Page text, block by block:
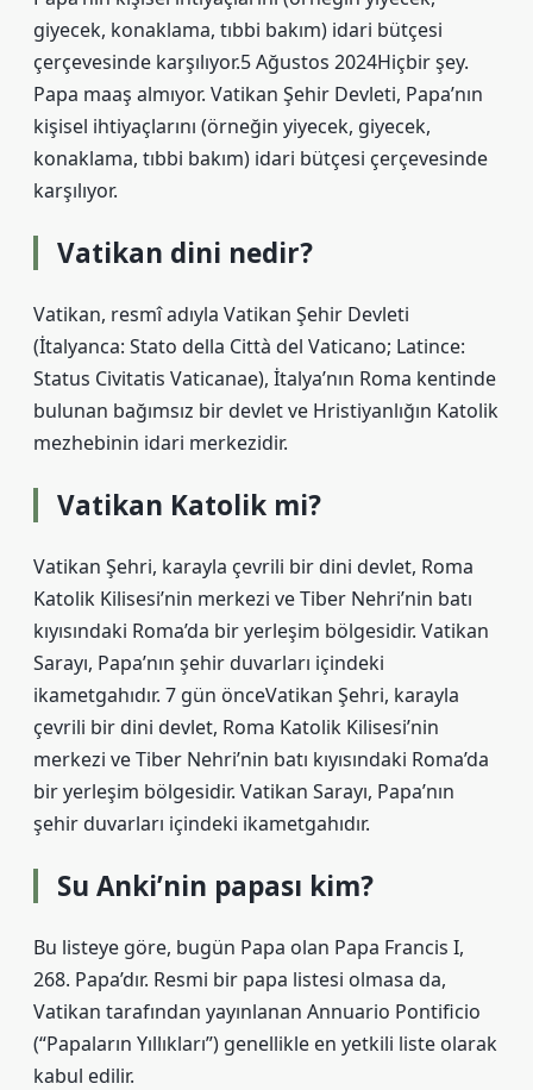
giyecek, konaklama, tıbbi bakım) idari bütçesi
çerçevesinde karşılıyor.5 Ağustos 2024Hiçbir şey.
Papa maaş almıyor. Vatikan Şehir Devleti, Papa’nın
kişisel ihtiyaçlarını (örneğin yiyecek, giyecek,
konaklama, tıbbi bakım) idari bütçesi çerçevesinde
karşılıyor.
Vatikan dini nedir?
Vatikan, resmî adıyla Vatikan Şehir Devleti
(İtalyanca: Stato della Città del Vaticano; Latince:
Status Civitatis Vaticanae), İtalya’nın Roma kentinde
bulunan bağımsız bir devlet ve Hristiyanlığın Katolik
mezhebinin idari merkezidir.
Vatikan Katolik mi?
Vatikan Şehri, karayla çevrili bir dini devlet, Roma
Katolik Kilisesi’nin merkezi ve Tiber Nehri’nin batı
kıyısındaki Roma’da bir yerleşim bölgesidir. Vatikan
Sarayı, Papa’nın şehir duvarları içindeki
ikametgahıdır. 7 gün önceVatikan Şehri, karayla
çevrili bir dini devlet, Roma Katolik Kilisesi’nin
merkezi ve Tiber Nehri’nin batı kıyısındaki Roma’da
bir yerleşim bölgesidir. Vatikan Sarayı, Papa’nın
şehir duvarları içindeki ikametgahıdır.
Su Anki’nin papası kim?
Bu listeye göre, bugün Papa olan Papa Francis I,
268. Papa’dır. Resmi bir papa listesi olmasa da,
Vatikan tarafından yayınlanan Annuario Pontificio
(“Papaların Yıllıkları”) genellikle en yetkili liste olarak
kabul edilir.